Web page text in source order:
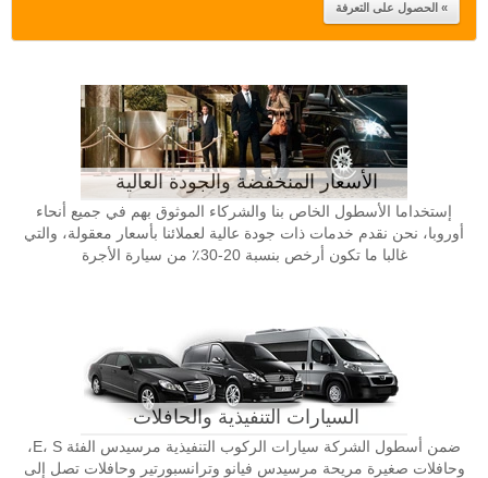
الأسعار المنخفضة والجودة العالية
إستخداما الأسطول الخاص بنا والشركاء الموثوق بهم في جميع أنحاء
أوروبا، نحن نقدم خدمات ذات جودة عالية لعملائنا بأسعار معقولة، والتي
غالبا ما تكون أرخص بنسبة 20-30٪ من سيارة الأجرة
السيارات التنفيذية والحافلات
ضمن أسطول الشركة سيارات الركوب التنفيذية مرسيدس الفئة E، S،
وحافلات صغيرة مريحة مرسيدس فيانو وترانسبورتير وحافلات تصل إلى